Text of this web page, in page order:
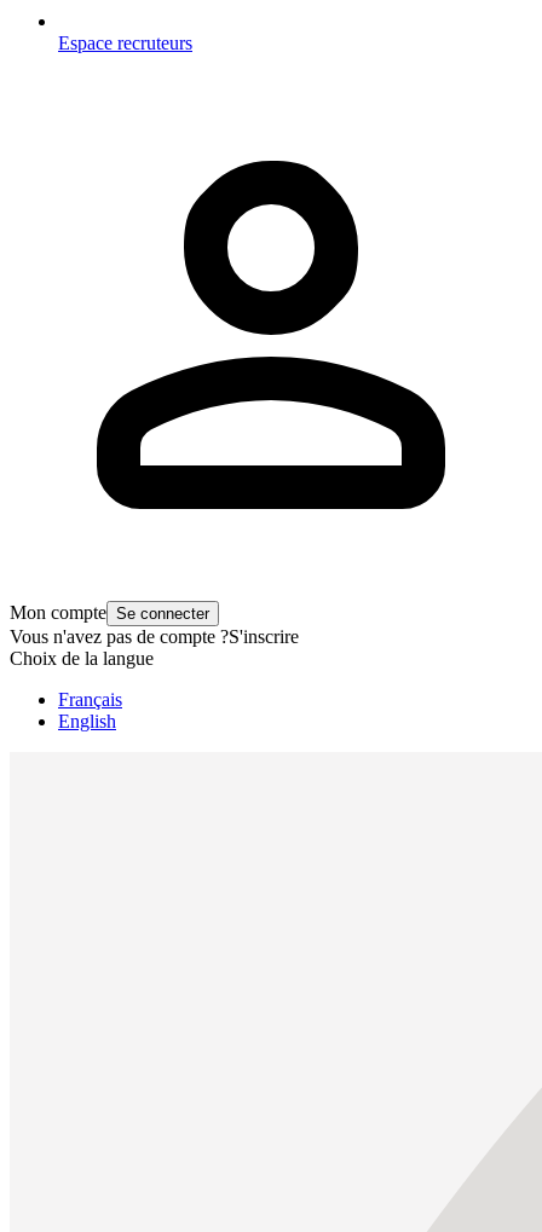
Espace recruteurs
Mon compte Se connecter
Vous n'avez pas de compte ?S'inscrire
Choix de la langue
Français
English